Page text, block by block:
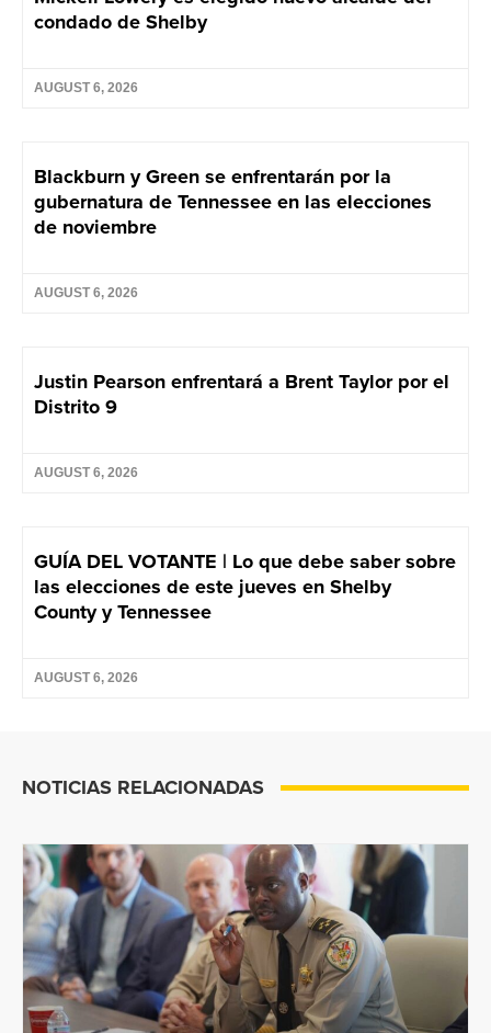
condado de Shelby
AUGUST 6, 2026
Blackburn y Green se enfrentarán por la
gubernatura de Tennessee en las elecciones
de noviembre
AUGUST 6, 2026
Justin Pearson enfrentará a Brent Taylor por el
Distrito 9
AUGUST 6, 2026
GUÍA DEL VOTANTE | Lo que debe saber sobre
las elecciones de este jueves en Shelby
County y Tennessee
AUGUST 6, 2026
NOTICIAS RELACIONADAS